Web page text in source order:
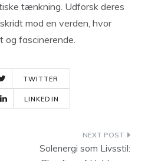
tænkning. Udforsk deres
mod en verden, hvor
og fascinerende.
TWITTER
LINKEDIN
Solenergi som Livsstil: